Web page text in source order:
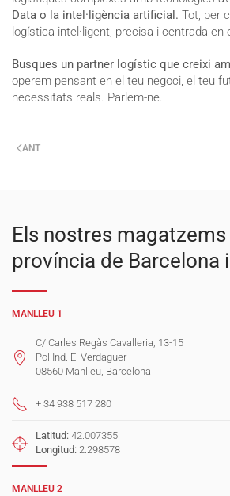
Data o la intel·ligència artificial. Tot, per
logística intel·ligent, precisa i centrada en
Busques un partner logístic que creixi
operem pensant en el teu negoci, el teu
necessitats reals. Parlem-ne.
ANT
Els nostres magatzems
província de Barcelona
MANLLEU 1
C/ Carles Regàs Cavalleria, 13-15
Pol.Ind. El Verdaguer
08560 Manlleu, Barcelona
+ 34 938 517 280
Latitud: 42.007355
Longitud: 2.298578
MANLLEU 2